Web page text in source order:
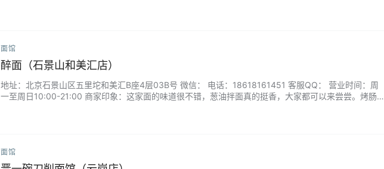
面馆
醉面（石景山和美汇店）
地址：北京石景山区五里坨和美汇B座4层03B号 微信： 电话：18618161451 客服QQ： 营业时间：周
一至周日10:00-21:00 商家印象：这家面的味道很不错，葱油拌面真的挺香，大家都可以来尝尝。烤肠也
面馆